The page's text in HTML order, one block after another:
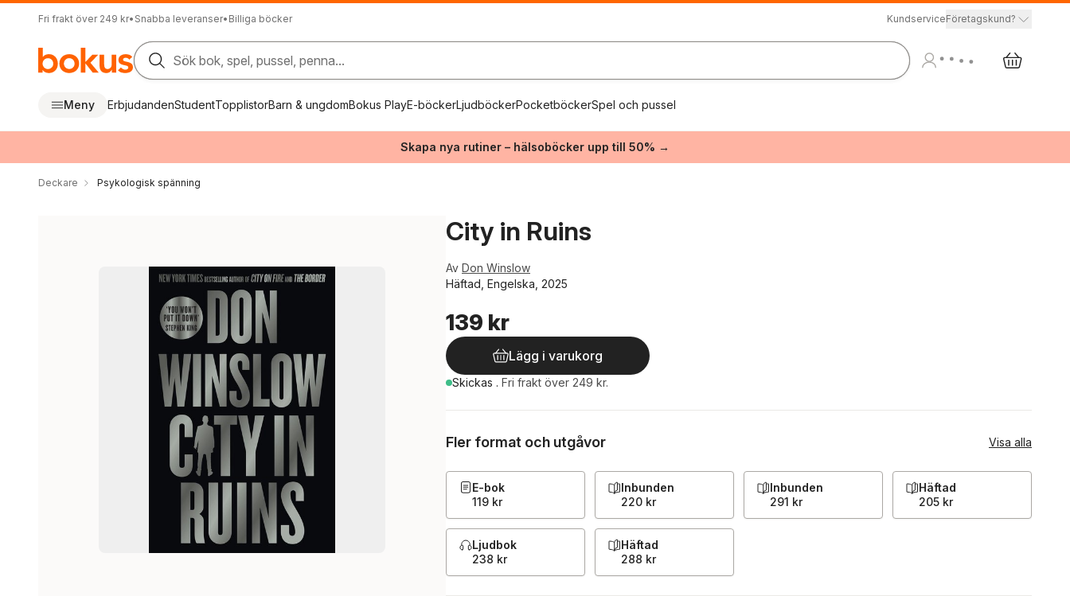
Fri frakt över 249 kr• Snabba leveranser• Billiga böcker KundserviceFöretagskund?
Sök bok, spel, pussel, penna...
Meny ErbjudandenStudentTopplistorBarn & ungdomBokus PlayE-böckerLjudböckerPocketböckerSpel och pussel
Skapa nya rutiner – hälsoböcker upp till 50% →
Deckare Psykologisk spänning
City in Ruins
Av Don Winslow
Häftad, Engelska, 2025
139 kr
Lägg i varukorg
Skickas . Fri frakt över 249 kr.
Fler format och utgåvor Visa alla
E-bok
119 kr
Inbunden
220 kr
Inbunden
291 kr
Häftad
205 kr
Ljudbok
238 kr
Häftad
288 kr